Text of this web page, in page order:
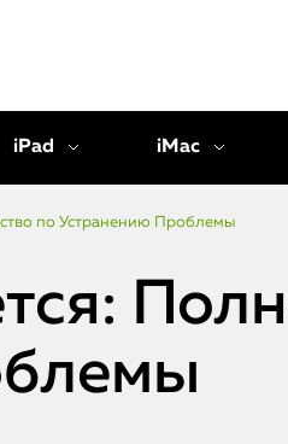
iPad iMac
по Устранению Проблемы